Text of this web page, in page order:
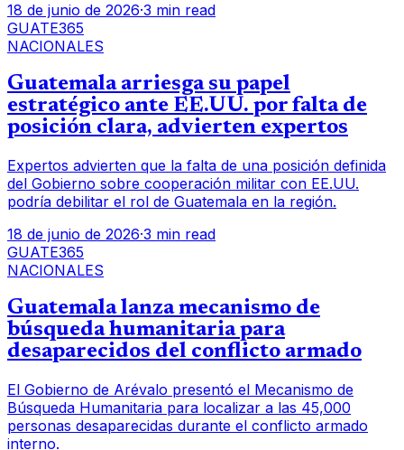
18 de junio de 2026·3 min read
GUATE365
NACIONALES
Guatemala arriesga su papel
estratégico ante EE.UU. por falta de
posición clara, advierten expertos
Expertos advierten que la falta de una posición definida
del Gobierno sobre cooperación militar con EE.UU.
podría debilitar el rol de Guatemala en la región.
18 de junio de 2026·3 min read
GUATE365
NACIONALES
Guatemala lanza mecanismo de
búsqueda humanitaria para
desaparecidos del conflicto armado
El Gobierno de Arévalo presentó el Mecanismo de
Búsqueda Humanitaria para localizar a las 45,000
personas desaparecidas durante el conflicto armado
interno.